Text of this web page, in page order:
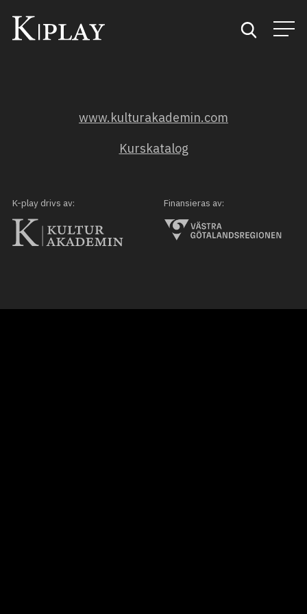
Kategorier
Mina favoriter
www.kulturakademin.com
Kurskatalog
K-play drivs av: Finansieras av: